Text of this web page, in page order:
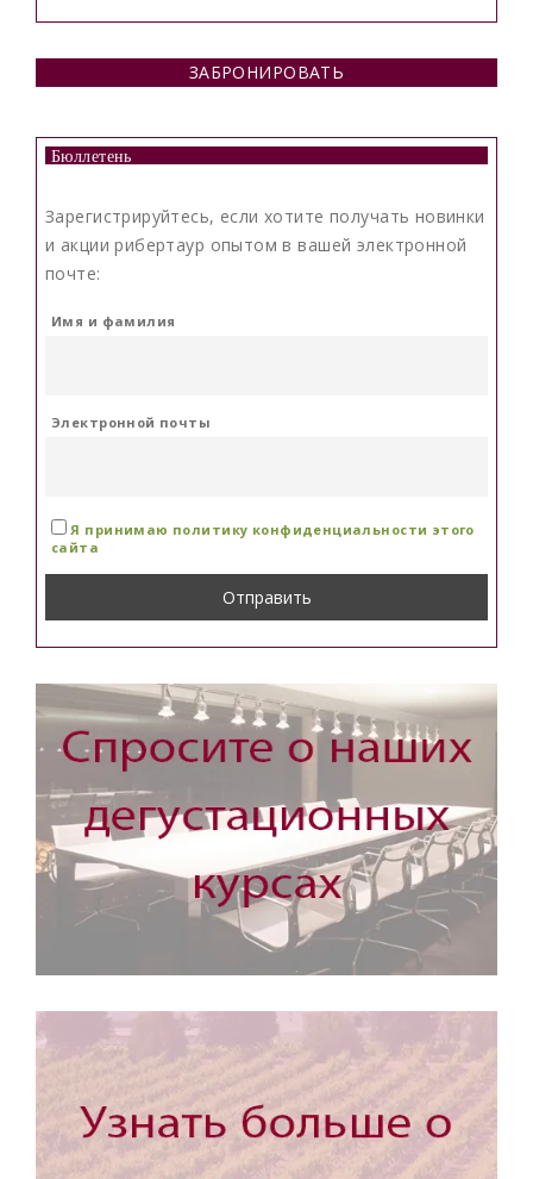
ЗАБРОНИРОВАТЬ
Бюллетень
Зарегистрируйтесь, если хотите получать новинки
и акции рибертаур опытом в вашей электронной
почте:
Имя и фамилия
Электронной почты
Я принимаю политику конфиденциальности этого
сайта